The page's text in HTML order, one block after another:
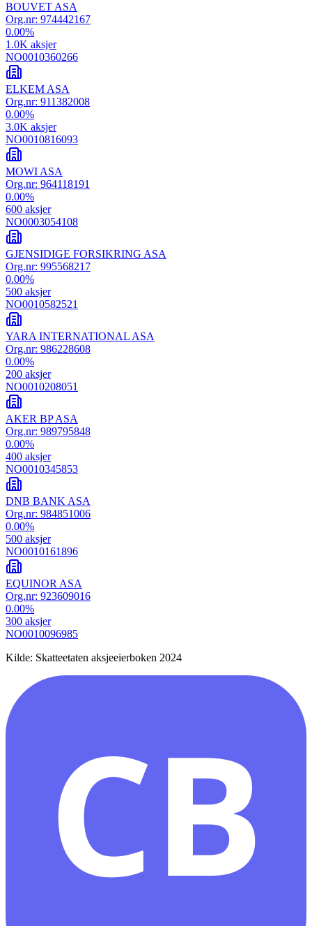
BOUVET ASA
Org.nr: 974442167
0.00%
1.0K aksjer
NO0010360266
ELKEM ASA
Org.nr: 911382008
0.00%
3.0K aksjer
NO0010816093
MOWI ASA
Org.nr: 964118191
0.00%
600 aksjer
NO0003054108
GJENSIDIGE FORSIKRING ASA
Org.nr: 995568217
0.00%
500 aksjer
NO0010582521
YARA INTERNATIONAL ASA
Org.nr: 986228608
0.00%
200 aksjer
NO0010208051
AKER BP ASA
Org.nr: 989795848
0.00%
400 aksjer
NO0010345853
DNB BANK ASA
Org.nr: 984851006
0.00%
500 aksjer
NO0010161896
EQUINOR ASA
Org.nr: 923609016
0.00%
300 aksjer
NO0010096985
Kilde: Skatteetaten aksjeeierboken 2024
CB